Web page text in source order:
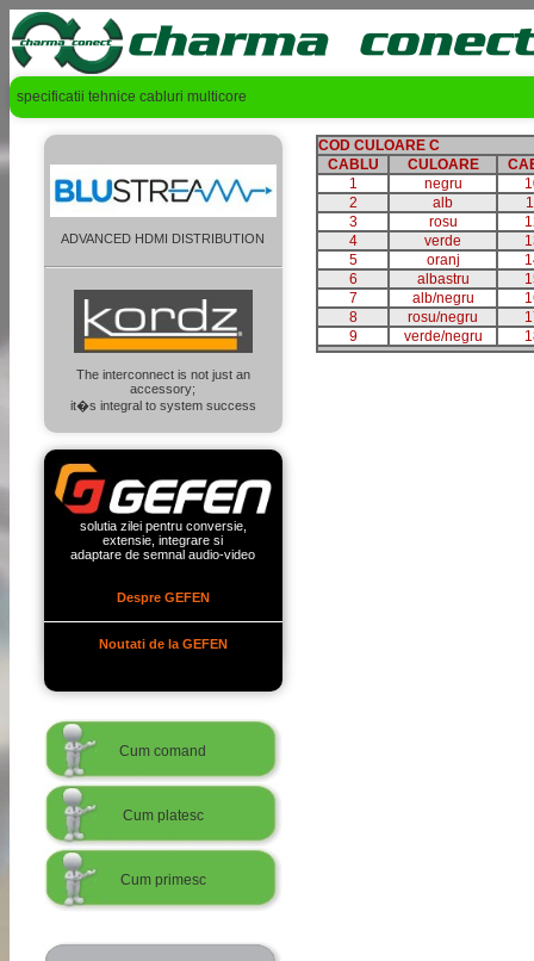
specificatii tehnice cabluri multicore
ADVANCED HDMI DISTRIBUTION
The interconnect is not just an
accessory;
it�s integral to system success
solutia zilei pentru conversie,
extensie, integrare si
adaptare de semnal audio-video
Despre GEFEN
Noutati de la GEFEN
Cum comand
Cum platesc
Cum primesc
COD CULOARE C
CABLU
CULOARE
1
negru
2
alb
3
rosu
4
verde
5
oranj
6
albastru
7
alb/negru
8
rosu/negru
9
verde/negru